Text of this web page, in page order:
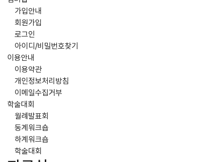
가입안내
회원가입
로그인
아이디/비밀번호찾기
이용안내
이용약관
개인정보처리방침
이메일수집거부
학술대회
월례발표회
동계워크숍
하계워크숍
학술대회